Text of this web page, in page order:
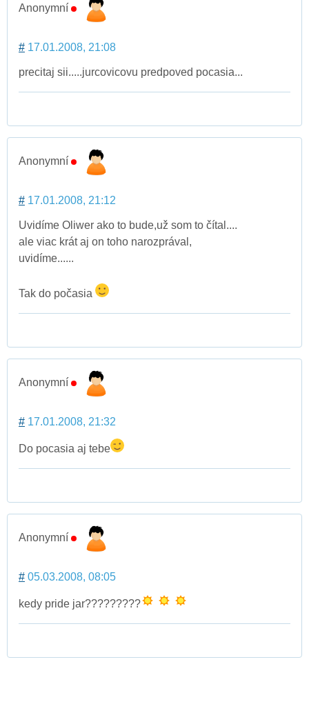
Anonymní
# 17.01.2008, 21:08
precitaj sii.....jurcovicovu predpoved pocasia...
Anonymní
# 17.01.2008, 21:12
Uvidíme Oliwer ako to bude,už som to čítal....
ale viac krát aj on toho narozprával,
uvidíme......
Tak do počasia
Anonymní
# 17.01.2008, 21:32
Do pocasia aj tebe
Anonymní
# 05.03.2008, 08:05
kedy pride jar?????????